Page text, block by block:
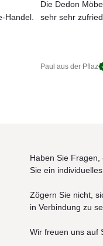
Jahren.
und abschraubbar.
besonderen Wert;
Reparaturen.
Handel.
Die Dedon
sehr sehr
Paul aus der Pflaz
Haben Sie Fragen,
Sie ein
Zögern Sie nicht,
in Verbindung zu
Wir freuen uns auf